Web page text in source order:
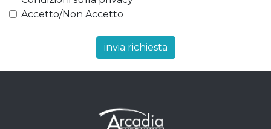
Accetto/Non Accetto
invia richiesta